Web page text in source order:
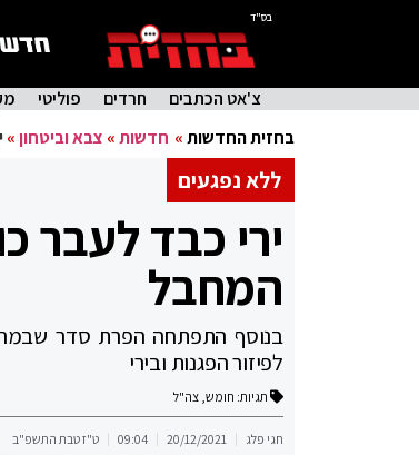
בס"ד
צ'אט הכתבים חרדים פוליטי
בחזית החדשות» חדשות» צבא וביטחון»
ללא נפגעים
ירי כבד לעבר
המחבל
בנוסף התפתחה הפרת סדר
לפיזור הפגנות ובירי
תגיות: חומש, צה"ל
חגי פלג 20/12/2021
09:04 ט"ז טבת התשפ"ב